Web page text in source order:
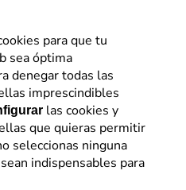
para que tu
sea óptima
denegar todas las
imprescindibles
las cookies y
que quieras permitir
seleccionas ninguna
indispensables para